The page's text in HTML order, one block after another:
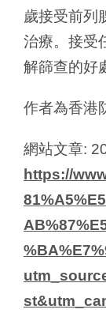
歲接受前列
治療。接受
解篩查的好
作者為香港
網站文章:
https://